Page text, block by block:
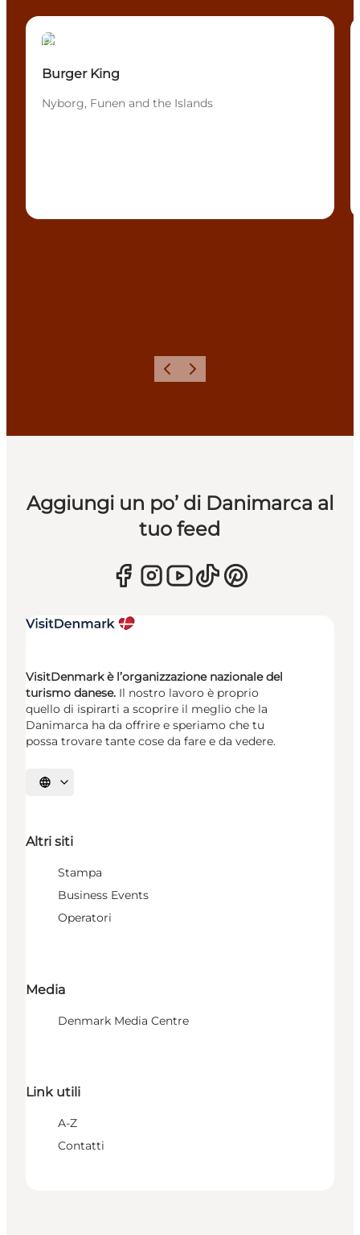
Places to eat
Burger King
Nyborg, Funen and the Islands
Precedente
Avanti
Aggiungi un po’ di Danimarca al
tuo feed
VisitDenmark è l’organizzazione nazionale del
turismo danese. Il nostro lavoro è proprio
quello di ispirarti a scoprire il meglio che la
Danimarca ha da offrire e speriamo che tu
possa trovare tante cose da fare e da vedere.
Seleziona la lingua
Altri siti
Stampa
Business Events
Operatori
Media
Denmark Media Centre
Link utili
A-Z
Contatti